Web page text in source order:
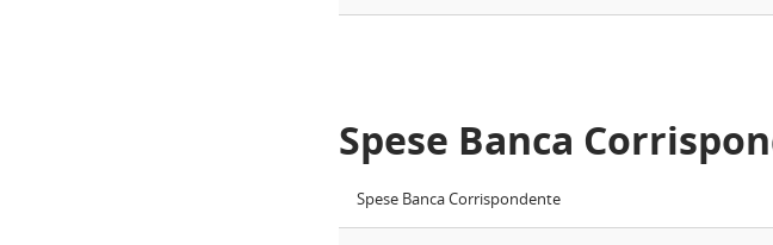
Spese Banca
Spese Banca Corrispondente